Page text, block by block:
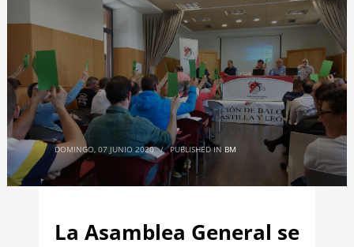
DOMINGO, 07 JUNIO 2020 / PUBLISHED IN BM
La Asamblea General se